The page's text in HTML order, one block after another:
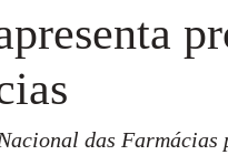
das